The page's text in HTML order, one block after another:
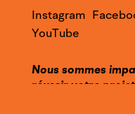
Instagram
YouTube
Nous sommes
réussir votre